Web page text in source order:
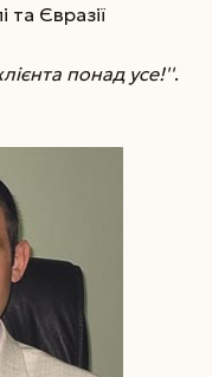
та Євразії
понад усе!''.